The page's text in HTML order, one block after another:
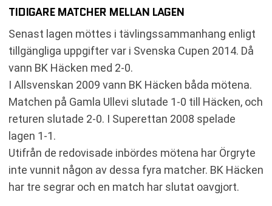
TIDIGARE MATCHER MELLAN LAGEN
Senast lagen möttes i tävlingssammanhang enligt
tillgängliga uppgifter var i Svenska Cupen 2014. Då
vann BK Häcken med 2-0.
I Allsvenskan 2009 vann BK Häcken båda mötena.
Matchen på Gamla Ullevi slutade 1-0 till Häcken, och
returen slutade 2-0. I Superettan 2008 spelade
lagen 1-1.
Utifrån de redovisade inbördes mötena har Örgryte
inte vunnit någon av dessa fyra matcher. BK Häcken
har tre segrar och en match har slutat oavgjort.